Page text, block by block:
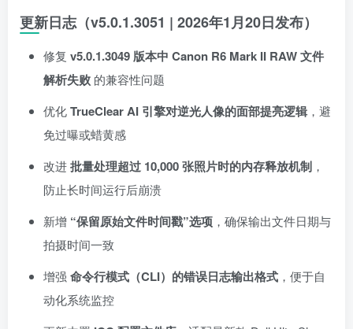
更新日志（v5.0.1.3051 | 2026年1月20日发布）
修复 v5.0.1.3049 版本中 Canon R6 Mark II RAW 文件
解析失败 的兼容性问题
优化TrueClear AI 引擎对逆光人像的面部提亮逻辑，避
免过曝或蜡黄感
改进批量处理超过 10,000 张照片时的内存释放机制 ，
防止长时间运行后崩溃
新增 “保留原始文件时间戳”选项 ，确保输出文件日期与
拍摄时间一致
增强 命令行模式（CLI）的错误日志输出格式 ，便于自
动化系统监控